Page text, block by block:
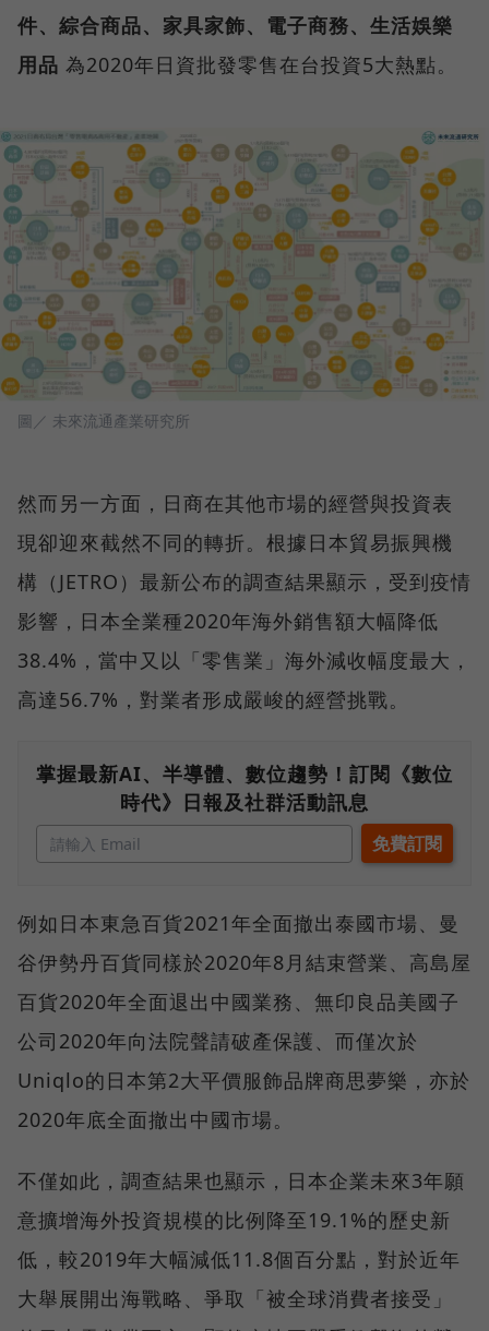
件、綜合商品、家具家飾、電子商務、生活娛樂
用品 為2020年日資批發零售在台投資5大熱點。
圖／ 未來流通產業研究所
然而另一方面，日商在其他市場的經營與投資表
現卻迎來截然不同的轉折。根據日本貿易振興機
構（JETRO）最新公布的調查結果顯示，受到疫情
影響，日本全業種2020年海外銷售額大幅降低
38.4%，當中又以「零售業」海外減收幅度最大，
高達56.7%，對業者形成嚴峻的經營挑戰。
掌握最新AI、半導體、數位趨勢！訂閱《數位
時代》日報及社群活動訊息
例如日本東急百貨2021年全面撤出泰國市場、曼
谷伊勢丹百貨同樣於2020年8月結束營業、高島屋
百貨2020年全面退出中國業務、無印良品美國子
公司2020年向法院聲請破產保護、而僅次於
Uniqlo的日本第2大平價服飾品牌商思夢樂，亦於
2020年底全面撤出中國市場。
不僅如此，調查結果也顯示，日本企業未來3年願
意擴增海外投資規模的比例降至19.1%的歷史新
低，較2019年大幅減低11.8個百分點，對於近年
大舉展開出海戰略、爭取「被全球消費者接受」